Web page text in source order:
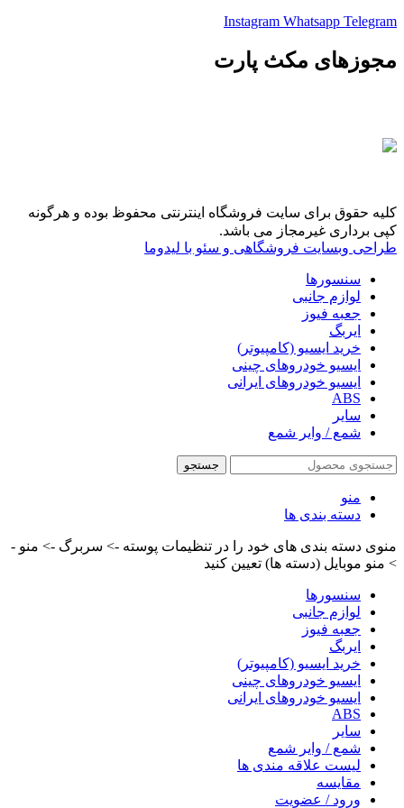
Instagram Whatsapp Telegram
مجوزهای مکث پارت
کلیه حقوق برای سایت فروشگاه اینترنتی محفوظ بوده و هرگونه
کپی برداری غیرمجاز می باشد.
طراحی وبسایت فروشگاهی و سئو با لیدوما
سنسورها
لوازم جانبی
جعبه فیوز
ایربگ
خرید ایسیو (کامپیوتر)
ایسیو خودروهای چینی
ایسیو خودروهای ایرانی
ABS
سایر
شمع / وایر شمع
جستجو
منو
دسته بندی ها
منوی دسته بندی های خود را در تنظیمات پوسته -> سربرگ -> منو -
> منو موبایل (دسته ها) تعیین کنید
سنسورها
لوازم جانبی
جعبه فیوز
ایربگ
خرید ایسیو (کامپیوتر)
ایسیو خودروهای چینی
ایسیو خودروهای ایرانی
ABS
سایر
شمع / وایر شمع
لیست علاقه مندی ها
مقایسه
ورود / عضویت